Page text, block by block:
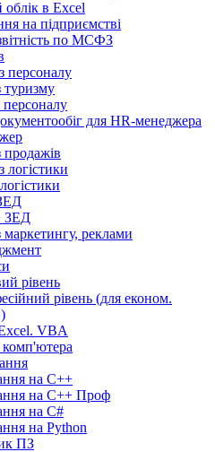
облiк в Excel
на підприємстві
по МСФЗ
персоналу
для HR-менеджера
логістики
ЗЕД
реклами
рівень
рівень (для економ.
VBA
комп'ютера
на С++
на С++ Проф
на C#
на Python
ПЗ